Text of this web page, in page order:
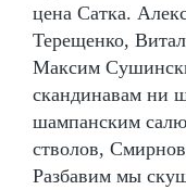
цена Сатка.
Терещенко,
Максим
скандинавам ни
шампанским
стволов,
Разбавим мы